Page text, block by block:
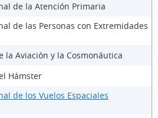
de la Atención Primaria
de las Personas con Extremidades
la Aviación y la Cosmonáutica
Hámster
de los Vuelos Espaciales